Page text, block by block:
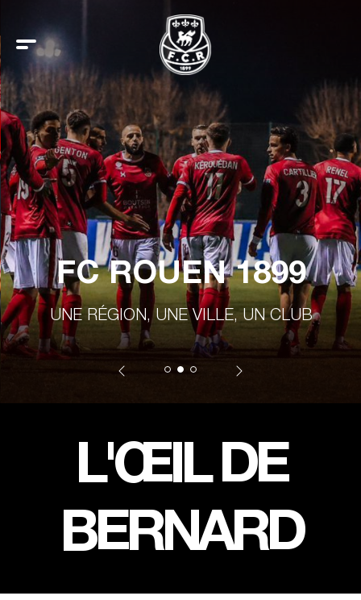
FC ROUEN 1899
UNE RÉGION, UNE VILLE, UN CLUB
L'ŒIL DE
BERNARD